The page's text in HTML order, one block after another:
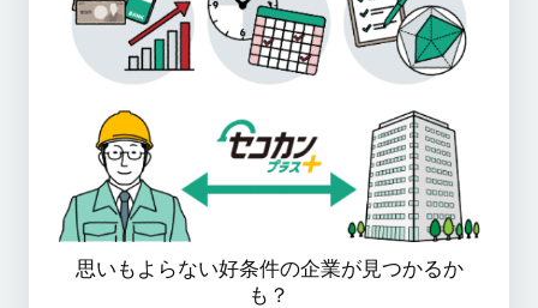
思いもよらない好条件の企業が見つかるか
も？